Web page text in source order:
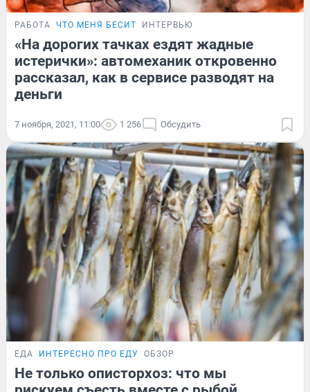
РАБОТА ЧТО МЕНЯ БЕСИТ ИНТЕРВЬЮ
«На дорогих тачках ездят жадные
истерички»: автомеханик откровенно
рассказал, как в сервисе разводят на
деньги
7 ноября, 2021, 11:00 1 256 Обсудить
ЕДА ИНТЕРЕСНО ПРО ЕДУ ОБЗОР
Не только описторхоз: что мы